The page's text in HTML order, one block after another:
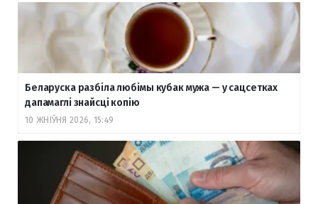
Беларуска разбіла любімы кубак мужа — у сацсетках
дапамаглі знайсці копію
10 ЖНІЎНЯ 2026, 15:49